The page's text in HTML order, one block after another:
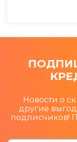
Новости о
другие
подписчиков!